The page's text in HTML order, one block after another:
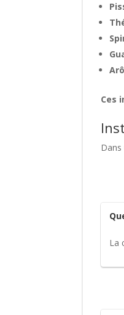
Ces
Dans
La